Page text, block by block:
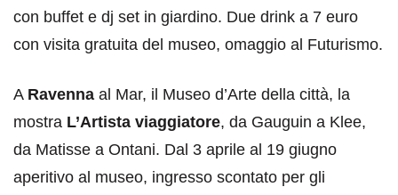
con buffet e dj set in giardino. Due drink a 7 euro
con visita gratuita del museo, omaggio al Futurismo.
A Ravenna al Mar, il Museo d’Arte della città, la
mostra L’Artista viaggiatore, da Gauguin a Klee,
da Matisse a Ontani. Dal 3 aprile al 19 giugno
aperitivo al museo, ingresso scontato per gli